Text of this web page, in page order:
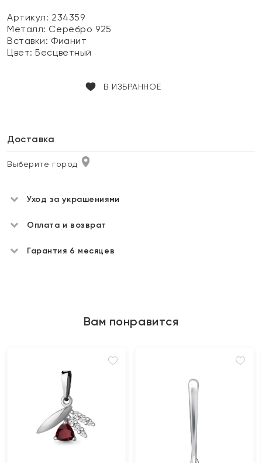
Артикул: 234359
Металл: Серебро 925
Вставки: Фианит
Цвет:Бесцветный
В ИЗБРАННОЕ
Доставка
Выберите город
Уход за украшениями
Оплата и возврат
Гарантия 6 месяцев
Вам понравится